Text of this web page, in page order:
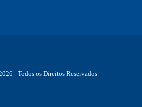
- Todos os Direitos Reservados